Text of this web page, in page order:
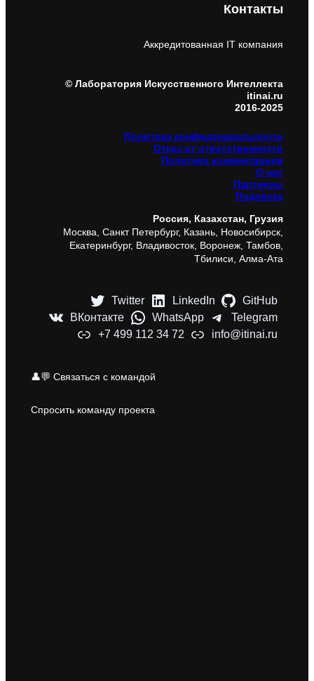
Контакты
Аккредитованная IT компания
© Лаборатория Искусственного Интеллекта
itinai.ru
2016-2025
Политика конфиденциальности
Отказ от ответственности
Политика комментариев
О нас
Партнеры
Подписка
Россия, Казахстан, Грузия
Москва, Санкт Петербург, Казань, Новосибирск,
Екатеринбург, Владивосток, Воронеж, Тамбов,
Тбилиси, Алма-Ата
Twitter LinkedIn
GitHub
ВКонтакте
WhatsApp
Telegram
+7 499 112 34 72
info@itinai.ru
👤💬 Связаться с командой
Спросить команду проекта